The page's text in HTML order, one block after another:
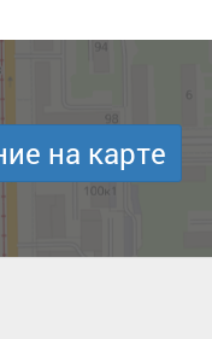
на карте